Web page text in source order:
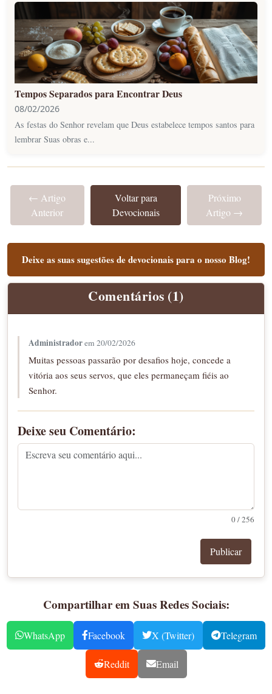
Tempos Separados para Encontrar Deus
08/02/2026
As festas do Senhor revelam que Deus estabelece tempos santos para
lembrar Suas obras e...
← Artigo
Anterior
Voltar para
Devocionais
Próximo
Artigo →
Deixe as suas sugestões de devocionais para o nosso Blog!
Comentários (1)
Administradorem 20/02/2026
Muitas pessoas passarão por desafios hoje, concede a
vitória aos seus servos, que eles permaneçam fiéis ao
Senhor.
Deixe seu Comentário:
0 / 256
Publicar
Compartilhar em Suas Redes Sociais:
WhatsApp Facebook X (Twitter) Telegram
Reddit Email